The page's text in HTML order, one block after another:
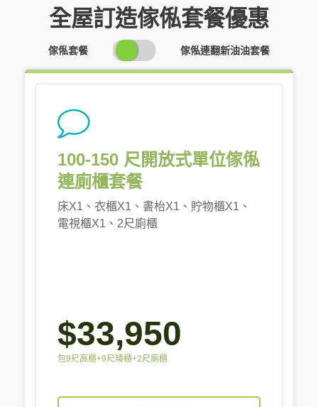
全屋訂造傢俬套餐優惠
傢俬套餐
SWITCH
PRICING
傢俬連翻新油油套餐
100-150 尺開放式單位傢俬
連廁櫃套餐
床X1、衣櫃X1、書枱X1、貯物櫃X1、
電視櫃X1、2尺廁櫃
$33,950
包9尺高櫃+9尺矮櫃+2尺廁櫃